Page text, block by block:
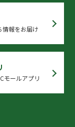
情報をお届け
モールアプリ